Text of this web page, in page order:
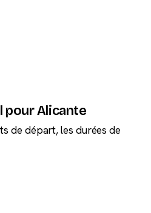
pour Alicante
de départ, les durées de